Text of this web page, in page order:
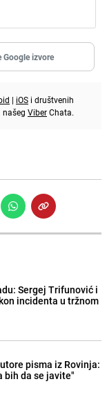
Google izvore
| iOS i društvenih
našeg ViberChata.
Sergej Trifunović i
incidenta u tržnom
pisma iz Rovinja:
bih da se javite"